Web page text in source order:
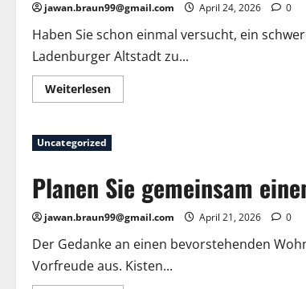
jawan.braun99@gmail.com April 24, 2026 0
Haben Sie schon einmal versucht, ein
Ladenburger Altstadt zu...
WeiterlesenMehr
Informationen
bewegt
zwischen
und
Alltag.
Uncategorized
Planen Sie gemeinsam
jawan.braun99@gmail.com April 21, 2026 0
Der Gedanke an einen bevorstehenden
Vorfreude aus. Kisten...